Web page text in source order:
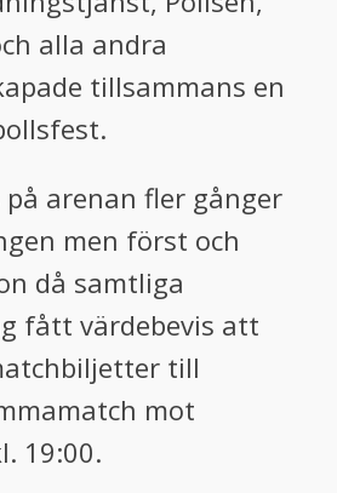
alla andra
tillsammans en
på arenan fler gånger
men först och
då samtliga
fått värdebevis att
till
mot
19:00.